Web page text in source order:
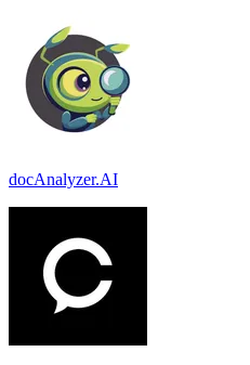
docAnalyzer.AI